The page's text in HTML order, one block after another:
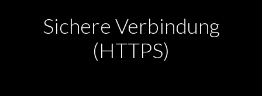
Sichere Verbindung
(HTTPS)